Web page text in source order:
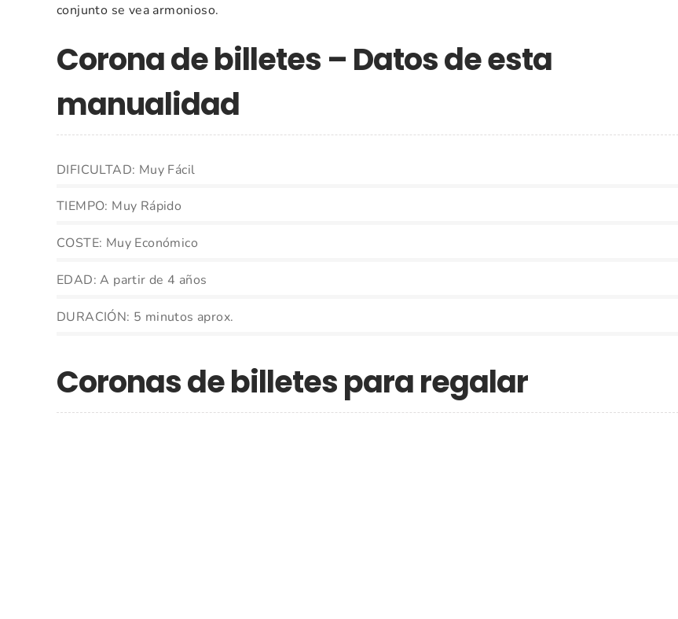
conjunto se vea armonioso.
Corona de billetes – Datos de esta
manualidad
DIFICULTAD: Muy Fácil
TIEMPO: Muy Rápido
COSTE: Muy Económico
EDAD: A partir de 4 años
DURACIÓN: 5 minutos aprox.
Coronas de billetes para regalar